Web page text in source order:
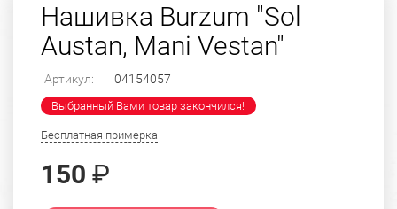
Нашивка Burzum "Sol
Austan, Mani Vestan"
Артикул: 04154057
Выбранный Вами товар закончился!
Бесплатная примерка
150 ₽